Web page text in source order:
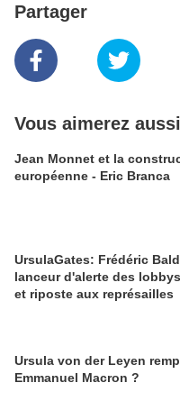
Partager
Vous aimerez aussi
Jean Monnet et la
européenne - Eric Branca
UrsulaGates: Frédéric
lanceur d'alerte des
et riposte aux représailles
Ursula von der Leyen
Emmanuel Macron ?